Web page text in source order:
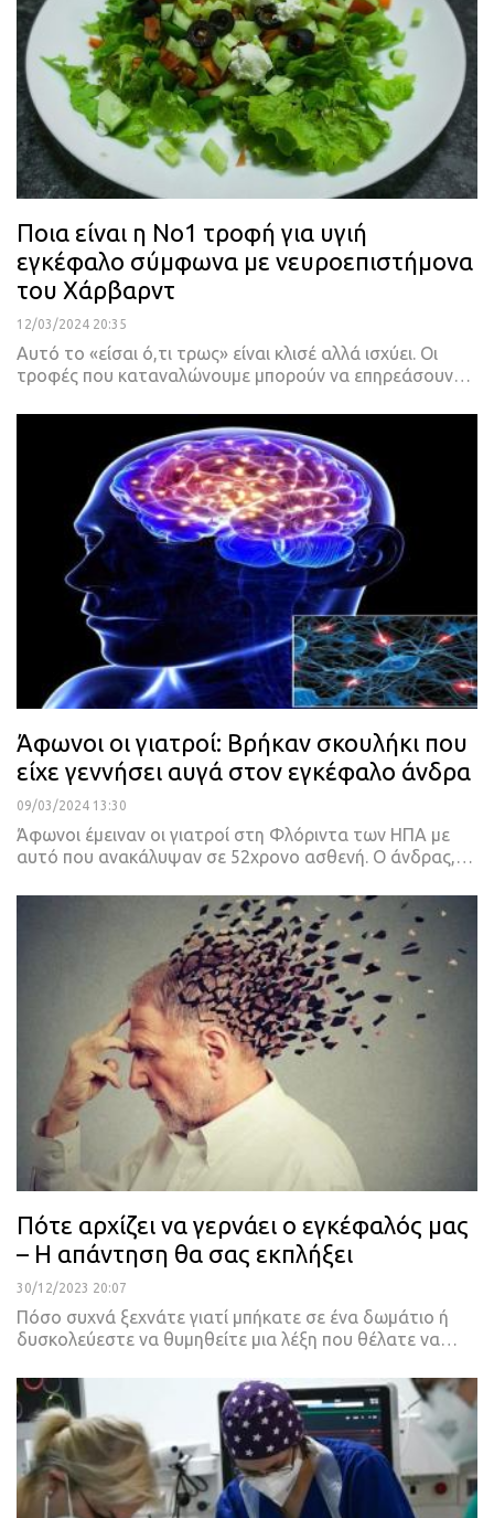
Ποια είναι η Νο1 τροφή για υγιή
εγκέφαλο σύμφωνα με νευροεπιστήμονα
του Χάρβαρντ
12/03/2024 20:35
Αυτό το «είσαι ό,τι τρως» είναι κλισέ αλλά ισχύει. Οι
τροφές που καταναλώνουμε μπορούν να επηρεάσουν…
Άφωνοι οι γιατροί: Βρήκαν σκουλήκι που
είχε γεννήσει αυγά στον εγκέφαλο άνδρα
09/03/2024 13:30
Άφωνοι έμειναν οι γιατροί στη Φλόριντα των ΗΠΑ με
αυτό που ανακάλυψαν σε 52χρονο ασθενή. Ο άνδρας,…
Πότε αρχίζει να γερνάει ο εγκέφαλός μας
– Η απάντηση θα σας εκπλήξει
30/12/2023 20:07
Πόσο συχνά ξεχνάτε γιατί μπήκατε σε ένα δωμάτιο ή
δυσκολεύεστε να θυμηθείτε μια λέξη που θέλατε να…